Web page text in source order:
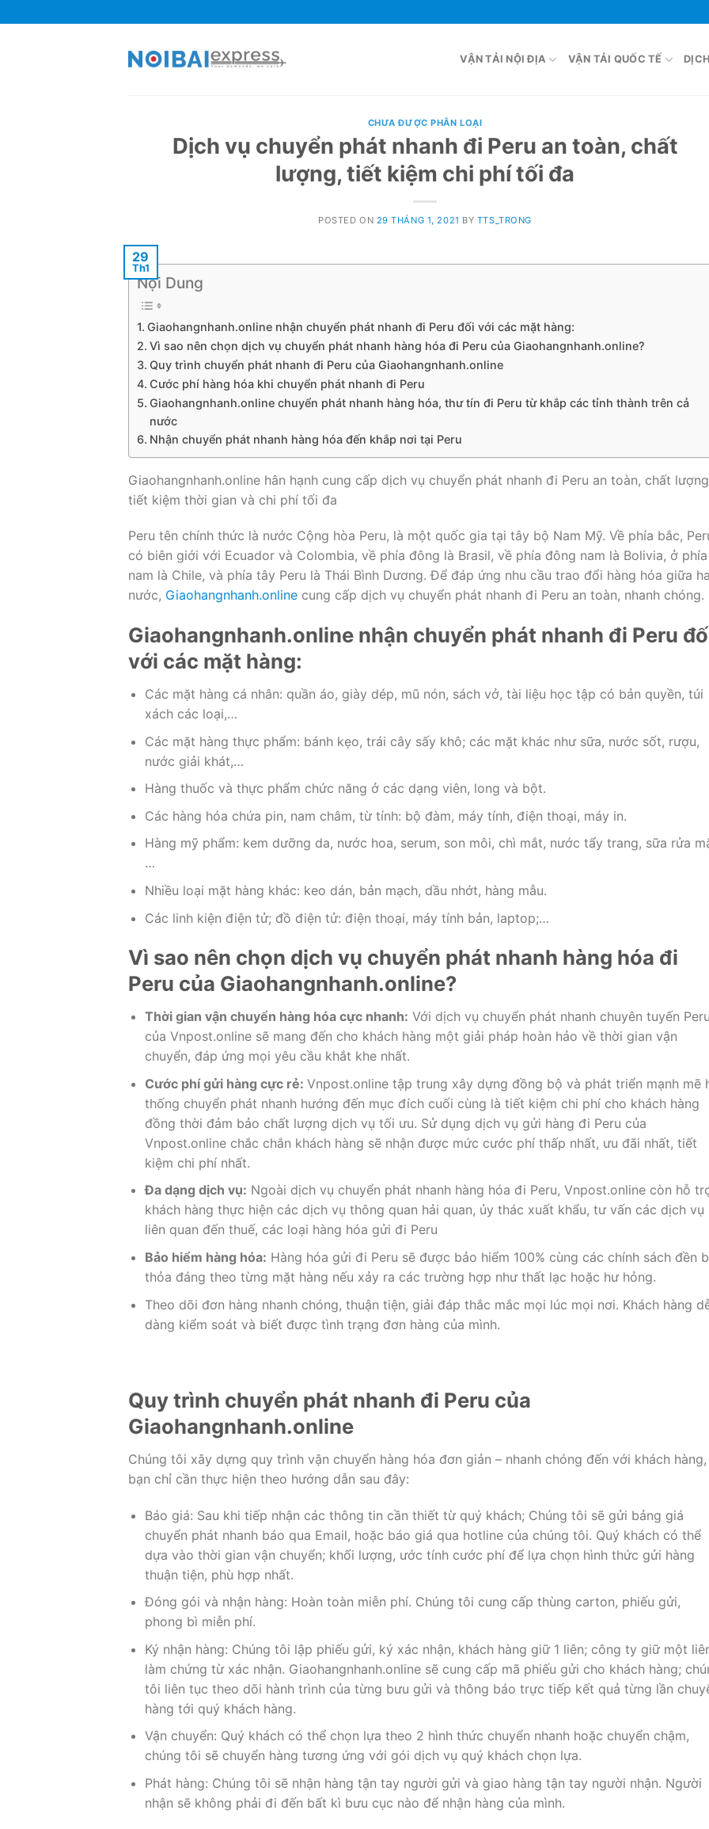
to
VẬN TẢI NỘI ĐỊA VẬN TẢI QUỐC TẾ
CHƯA ĐƯỢC PHÂN LOẠI
Dịch vụ chuyển phát nhanh đi Peru an toàn, chất
lượng, tiết kiệm chi phí tối đa
POSTED ON 29 THÁNG 1, 2021 BY TTS_TRONG
29
Th1
Nội Dung
Giaohangnhanh.online nhận chuyển phát nhanh đi Peru đối với các mặt hàng:
Vì sao nên chọn dịch vụ chuyển phát nhanh hàng hóa đi Peru của Giaohangnhanh.online?
Quy trình chuyển phát nhanh đi Peru của Giaohangnhanh.online
Cước phí hàng hóa khi chuyển phát nhanh đi Peru
Giaohangnhanh.online chuyển phát nhanh hàng hóa, thư tín đi Peru từ khắp các tỉnh thành trên cả
nước
Nhận chuyển phát nhanh hàng hóa đến khắp nơi tại Peru
Giaohangnhanh.online hân hạnh cung cấp dịch vụ chuyển phát nhanh đi Peru an toàn, chất
tiết kiệm thời gian và chi phí tối đa
Peru tên chính thức là nước Cộng hòa Peru, là một quốc gia tại tây bộ Nam Mỹ. Về phía bắc,
có biên giới với Ecuador và Colombia, về phía đông là Brasil, về phía đông nam là Bolivia, ở phía
nam là Chile, và phía tây Peru là Thái Bình Dương. Để đáp ứng nhu cầu trao đổi hàng hóa giữa
nước, Giaohangnhanh.online cung cấp dịch vụ chuyển phát nhanh đi Peru an toàn, nhanh chóng.
Giaohangnhanh.online nhận chuyển phát nhanh đi Peru
với các mặt hàng:
Các mặt hàng cá nhân: quần áo, giày dép, mũ nón, sách vở, tài liệu học tập có bản quyền, túi
xách các loại,…
Các mặt hàng thực phẩm: bánh kẹo, trái cây sấy khô; các mặt khác như sữa, nước sốt, rượu,
nước giải khát,…
Hàng thuốc và thực phẩm chức năng ở các dạng viên, long và bột.
Các hàng hóa chứa pin, nam châm, từ tính: bộ đàm, máy tính, điện thoại, máy in.
Hàng mỹ phẩm: kem dưỡng da, nước hoa, serum, son môi, chì mắt, nước tẩy trang, sữa rửa
…
Nhiều loại mặt hàng khác: keo dán, bản mạch, dầu nhớt, hàng mẫu.
Các linh kiện điện tử; đồ điện tử: điện thoại, máy tính bản, laptop;…
Vì sao nên chọn dịch vụ chuyển phát nhanh hàng hóa đi
Peru của Giaohangnhanh.online?
Thời gian vận chuyển hàng hóa cực nhanh: Với dịch vụ chuyển phát nhanh chuyên tuyến
của Vnpost.online sẽ mang đến cho khách hàng một giải pháp hoàn hảo về thời gian vận
chuyển, đáp ứng mọi yêu cầu khắt khe nhất.
Cước phí gửi hàng cực rẻ: Vnpost.online tập trung xây dựng đồng bộ và phát triển mạnh mẽ
thống chuyển phát nhanh hướng đến mục đích cuối cùng là tiết kiệm chi phí cho khách hàng
đồng thời đảm bảo chất lượng dịch vụ tối ưu. Sử dụng dịch vụ gửi hàng đi Peru của
Vnpost.online chắc chắn khách hàng sẽ nhận được mức cước phí thấp nhất, ưu đãi nhất, tiết
kiệm chi phí nhất.
Đa dạng dịch vụ: Ngoài dịch vụ chuyển phát nhanh hàng hóa đi Peru, Vnpost.online còn hỗ
khách hàng thực hiện các dịch vụ thông quan hải quan, ủy thác xuất khẩu, tư vấn các dịch vụ
liên quan đến thuế, các loại hàng hóa gửi đi Peru
Bảo hiểm hàng hóa: Hàng hóa gửi đi Peru sẽ được bảo hiểm 100% cùng các chính sách đền
thỏa đáng theo từng mặt hàng nếu xảy ra các trường hợp như thất lạc hoặc hư hỏng.
Theo dõi đơn hàng nhanh chóng, thuận tiện, giải đáp thắc mắc mọi lúc mọi nơi. Khách hàng
dàng kiểm soát và biết được tình trạng đơn hàng của mình.
Quy trình chuyển phát nhanh đi Peru của
Giaohangnhanh.online
Chúng tôi xây dựng quy trình vận chuyển hàng hóa đơn giản – nhanh chóng đến với khách hàng,
bạn chỉ cần thực hiện theo hướng dẫn sau đây:
Báo giá: Sau khi tiếp nhận các thông tin cần thiết từ quý khách; Chúng tôi sẽ gửi bảng giá
chuyển phát nhanh báo qua Email, hoặc báo giá qua hotline của chúng tôi. Quý khách có thể
dựa vào thời gian vận chuyển; khối lượng, ước tính cước phí để lựa chọn hình thức gửi hàng
thuận tiện, phù hợp nhất.
Đóng gói và nhận hàng: Hoàn toàn miễn phí. Chúng tôi cung cấp thùng carton, phiếu gửi,
phong bì miễn phí.
Ký nhận hàng: Chúng tôi lập phiếu gửi, ký xác nhận, khách hàng giữ 1 liên; công ty giữ một
làm chứng từ xác nhận. Giaohangnhanh.online sẽ cung cấp mã phiếu gửi cho khách hàng;
tôi liên tục theo dõi hành trình của từng bưu gửi và thông báo trực tiếp kết quả từng lần
hàng tới quý khách hàng.
Vận chuyển: Quý khách có thể chọn lựa theo 2 hình thức chuyển nhanh hoặc chuyển chậm,
chúng tôi sẽ chuyển hàng tương ứng với gói dịch vụ quý khách chọn lựa.
Phát hàng: Chúng tôi sẽ nhận hàng tận tay người gửi và giao hàng tận tay người nhận. Người
nhận sẽ không phải đi đến bất kì bưu cục nào để nhận hàng của mình.